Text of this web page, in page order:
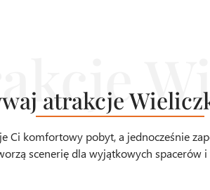
atrakcje
Ci komfortowy pobyt, a jednocześnie
scenerię dla wyjątkowych spacerów